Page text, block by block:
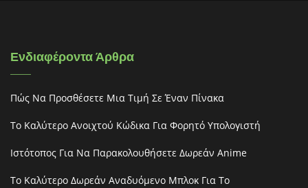
Ενδιαφέροντα Άρθρα
Πώς Να Προσθέσετε Μια Τιμή Σε Έναν Πίνακα
Το Καλύτερο Ανοιχτού Κώδικα Για Φορητό Υπολογιστή
Ιστότοπος Για Να Παρακολουθήσετε Δωρεάν Anime
Το Καλύτερο Δωρεάν Αναδυόμενο Μπλοκ Για Το